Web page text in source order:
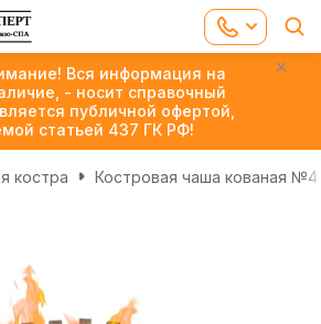
Вся информация на
- носит справочный
публичной офертой,
статьей 437 ГК РФ!
костра Костровая чаша кованая №4